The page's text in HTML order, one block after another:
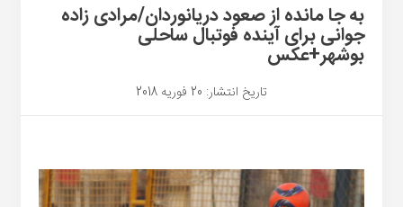
به جا مانده از صعود دریانوردان/مرادی زاده
جوانی برای آینده فوتبال ساحلی
بوشهر+عکس
تاریخ انتشار: 20 فوریه 2018